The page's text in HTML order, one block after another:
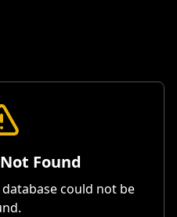
Found
could not be